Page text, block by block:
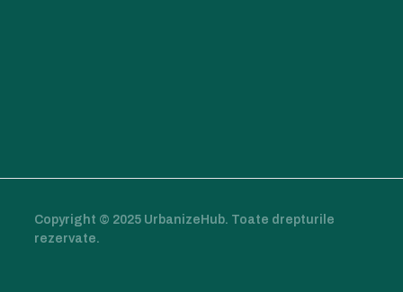
Copyright © 2025 UrbanizeHub. Toate drepturile
rezervate.